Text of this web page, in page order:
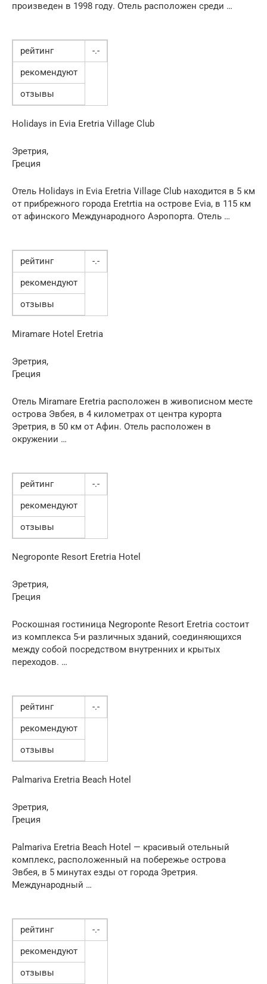
произведен в 1998 году. Отель расположен среди …
рейтинг
-.-
рекомендуют
отзывы
Holidays in Evia Eretria Village Club
Эретрия,
Греция
Отель Holidays in Evia Eretria Village Club находится в 5 км
от прибрежного города Eretrtia на острове Evia, в 115 км
от афинского Международного Аэропорта. Отель …
рейтинг
-.-
рекомендуют
отзывы
Miramare Hotel Eretria
Эретрия,
Греция
Отель Miramare Eretria расположен в живописном месте
острова Эвбея, в 4 километрах от центра курорта
Эретрия, в 50 км от Афин. Отель расположен в
окружении …
рейтинг
-.-
рекомендуют
отзывы
Negroponte Resort Eretria Hotel
Эретрия,
Греция
Роскошная гостиница Negroponte Resort Eretria состоит
из комплекса 5-и различных зданий, соединяющихся
между собой посредством внутренних и крытых
переходов. …
рейтинг
-.-
рекомендуют
отзывы
Palmariva Eretria Beach Hotel
Эретрия,
Греция
Palmariva Eretria Beach Hotel — красивый отельный
комплекс, расположенный на побережье острова
Эвбея, в 5 минутах езды от города Эретрия.
Международный …
рейтинг
-.-
рекомендуют
отзывы